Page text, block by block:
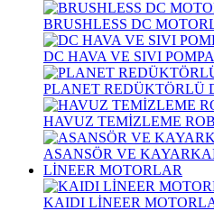
BRUSHLESS DC
DC HAVA VE SIVI
PLANET REDÜKTÖRLÜ
HAVUZ TEMİZLEME
ASANSÖR VE
LİNEER MOTORLAR
KAIDI LİNEER